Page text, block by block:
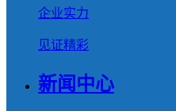
企业实力
见证精彩
新闻中心